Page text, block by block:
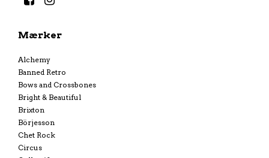
Mærker
Alchemy
Banned Retro
Bows and Crossbones
Bright & Beautiful
Brixton
Börjesson
Chet Rock
Circus